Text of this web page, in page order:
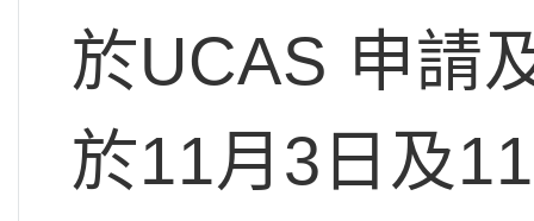
於UCAS 申請
於11月3日 及